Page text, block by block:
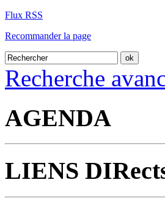
Flux RSS
Recommander la page
Recherche
AGENDA
LIENS